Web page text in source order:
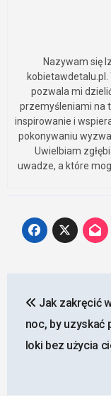
Nazywam się Izabela Kubiak i jestem autorką strony
pozwala mi
przemyśleniami na
inspirowanie i
pokonywaniu
Uwielbiam
uwadze, a które
wpisu
Jak zakręcić
noc, by uzyskać
loki bez użycia